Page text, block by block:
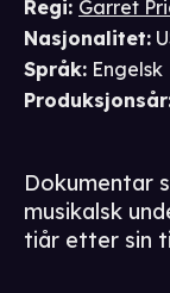
Regi: Garret
Nasjonalitet:
Språk: Engelsk
Produksjonsår
Dokumentar
musikalsk
tiår etter sin